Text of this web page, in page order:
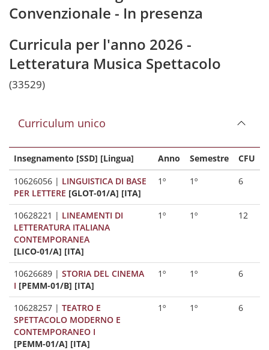
Convenzionale - In presenza
Curricula per l'anno 2026 -
Letteratura Musica Spettacolo
(33529)
Curriculum unico
Insegnamento [SSD] [Lingua] Anno Semestre
CFU
10626056 | LINGUISTICA DI BASE
PER LETTERE [GLOT-01/A] [ITA]
1º 1º 6
10628221 | LINEAMENTI DI
LETTERATURA ITALIANA
CONTEMPORANEA
[LICO-01/A] [ITA]
1º 1º 12
10626689 | STORIA DEL CINEMA
I [PEMM-01/B] [ITA]
1º 1º 6
10628257 | TEATRO E
SPETTACOLO MODERNO E
CONTEMPORANEO I
[PEMM-01/A] [ITA]
1º 1º 6